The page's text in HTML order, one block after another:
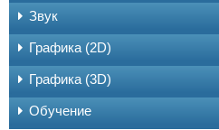
Звук
Графика (2D)
Графика (3D)
Обучение